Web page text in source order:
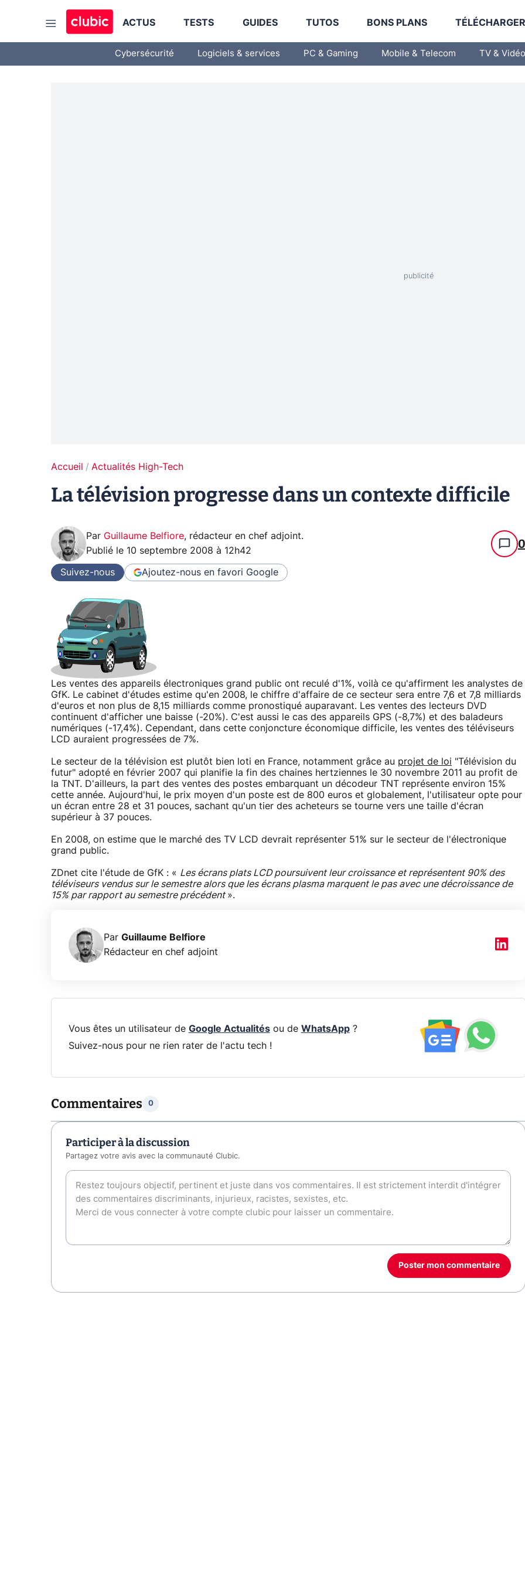
ACTUS TESTS GUIDES TUTOS BONS PLANS
Cybersécurité Logiciels & services PC & Gaming Mobile & Telecom TV & Vidéo
Accueil Actualités High-Tech
La télévision progresse dans un contexte difficile
Par Guillaume Belfiore, rédacteur en chef adjoint.
Publié le 10 septembre 2008 à 12h42 0
Suivez-nous Ajoutez-nous en favori Google
Les ventes des appareils électroniques grand public ont reculé d'1%, voilà ce qu'affirment les analystes de
GfK. Le cabinet d'études estime qu'en 2008, le chiffre d'affaire de ce secteur sera entre 7,6 et 7,8 milliards
d'euros et non plus de 8,15 milliards comme pronostiqué auparavant. Les ventes des lecteurs DVD
continuent d'afficher une baisse (-20%). C'est aussi le cas des appareils GPS (-8,7%) et des baladeurs
numériques (-17,4%). Cependant, dans cette conjoncture économique difficile, les ventes des téléviseurs
LCD auraient progressées de 7%.
Le secteur de la télévision est plutôt bien loti en France, notamment grâce au projet de loi "Télévision du
futur" adopté en février 2007 qui planifie la fin des chaines hertziennes le 30 novembre 2011 au profit de
la TNT. D'ailleurs, la part des ventes des postes embarquant un décodeur TNT représente environ 15%
cette année. Aujourd'hui, le prix moyen d'un poste est de 800 euros et globalement, l'utilisateur opte pour
un écran entre 28 et 31 pouces, sachant qu'un tier des acheteurs se tourne vers une taille d'écran
supérieur à 37 pouces.
En 2008, on estime que le marché des TV LCD devrait représenter 51% sur le secteur de l'électronique
grand public.
ZDnet cite l'étude de GfK : « Les écrans plats LCD poursuivent leur croissance et représentent 90% des
téléviseurs vendus sur le semestre alors que les écrans plasma marquent le pas avec une décroissance de
15% par rapport au semestre précédent ».
Par Guillaume Belfiore
Rédacteur en chef adjoint
Vous êtes un utilisateur de Google Actualitésou de WhatsApp?
Suivez-nous pour ne rien rater de l'actu tech !
Commentaires 0
Participer à la discussion
Partagez votre avis avec la communauté Clubic.
Poster mon commentaire